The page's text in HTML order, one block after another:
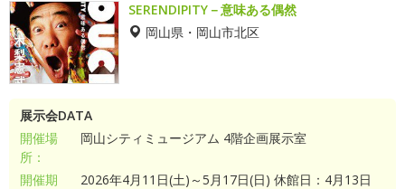
SERENDIPITY－意味ある偶然
岡山県・岡山市北区
展示会DATA
開催場
所：
岡山シティミュージアム 4階企画展示室
開催期
2026年4月11日(土)～5月17日(日) 休館日：4月13日